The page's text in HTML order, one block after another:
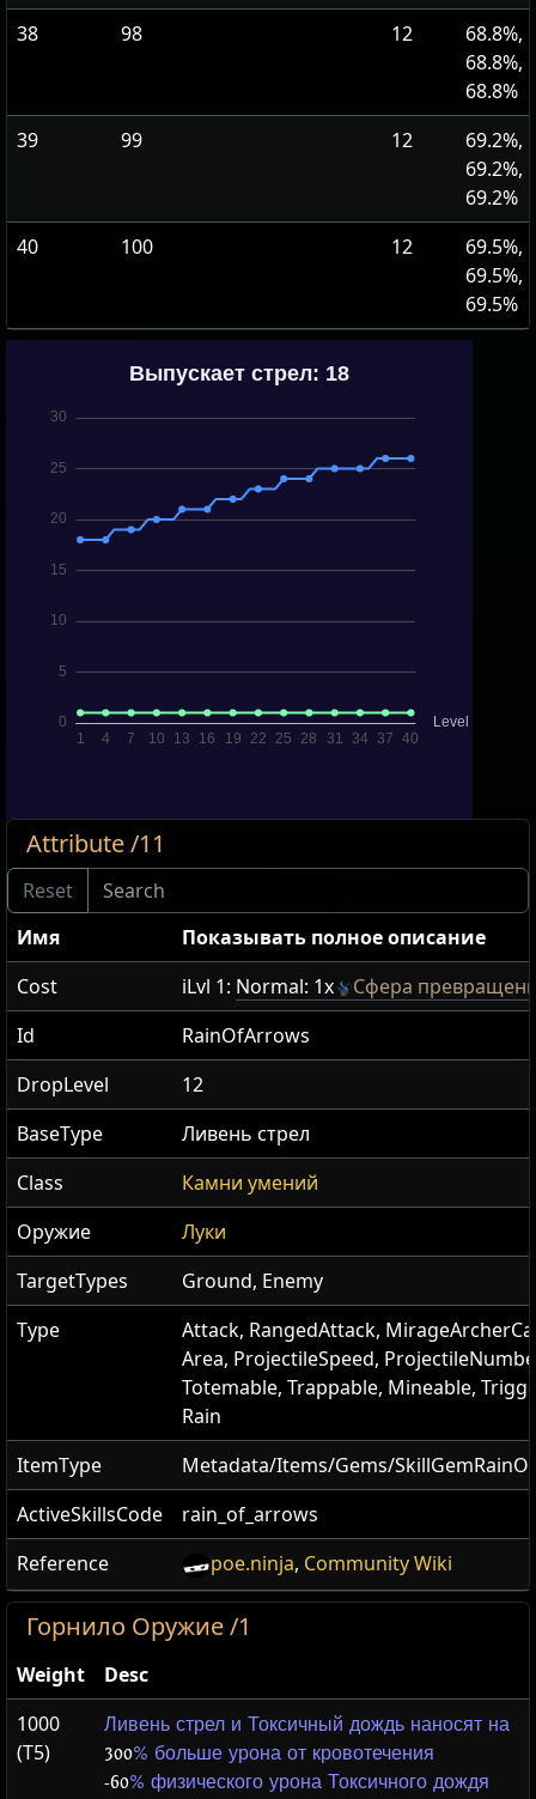
38
98 12
68.8%,
68.8%,
68.8%
39
99 12
69.2%,
69.2%,
69.2%
40
100 12
69.5%,
69.5%,
69.5%
Attribute /11
Имя
Показывать полное описание
Cost
iLvl 1: Normal: 1x
Сфера
Id
RainOfArrows
DropLevel
12
BaseType
Ливень стрел
Class
Камни умений
Оружие
Луки
TargetTypes
Ground, Enemy
Type
Attack, RangedAttack,
Area, ProjectileSpeed,
Totemable, Trappable, Mineable,
Rain
ItemType
Metadata/Items/Gems/
ActiveSkillsCode
rain_of_arrows
Reference
poe.ninja, Community Wiki
Горнило Оружие /1
Weight
Desc
1000
(T5)
Ливень стрел и Токсичный дождь наносят на
300% больше урона от кровотечения
-60% физического урона Токсичного дождя